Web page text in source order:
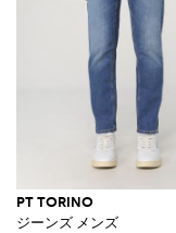
PT TORINO
ジーンズ メンズ